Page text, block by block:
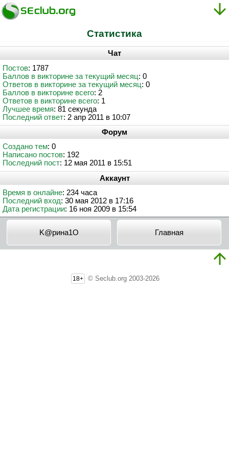
Статистика
Чат
Постов: 1787
Баллов в викторине за текущий месяц: 0
Ответов в викторине за текущий месяц: 0
Баллов в викторине всего: 2
Ответов в викторине всего: 1
Лучшее время: 81 секунда
Последний ответ: 2 апр 2011 в 10:07
Форум
Создано тем: 0
Написано постов: 192
Последний пост: 12 мая 2011 в 15:51
Аккаунт
Время в онлайне: 234 часа
Последний вход: 30 мая 2012 в 17:16
Дата регистрации: 16 ноя 2009 в 15:54
K@pинa1O Главная
18+ © Seclub.org 2003-2026